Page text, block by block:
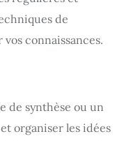
de
connaissances.
de synthèse ou un
organiser les idées